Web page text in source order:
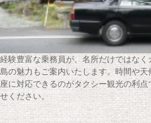
経験豊富な乗務員が、名所だけではな
島の魅力もご案内いたします。時間や
座に対応できるのがタクシー観光の利
せください。